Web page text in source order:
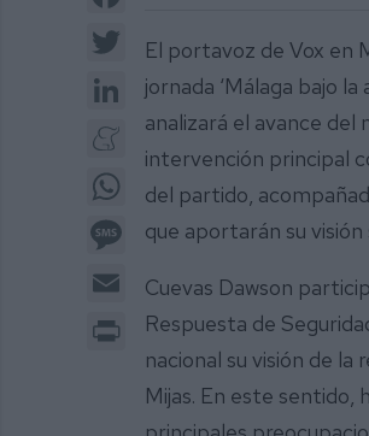
LinkedIn
Meneame
Message
Print
El portavoz de Vox en
jornada ‘Málaga bajo
analizará el avance del
intervención principal
del partido,
que aportarán su
Cuevas Dawson
Respuesta de
nacional su visión de la
Mijas. En este sentido,